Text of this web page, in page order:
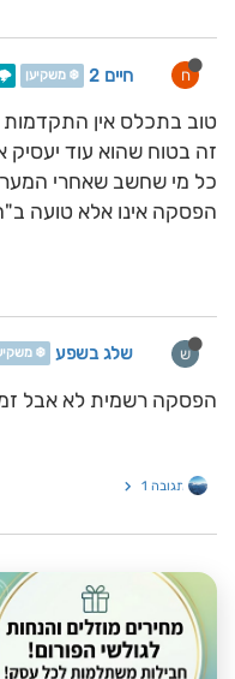
ח חיים 2 ❄️ משקיען
טוב בתכלס אין
זה בטוח שהוא עוד יעסיק
כל מי שחשב שאחרי
הפסקה אינו אלא טועה
ש שלג בשפע ❄️
הפסקה רשמית לא אבל
תגובה 1